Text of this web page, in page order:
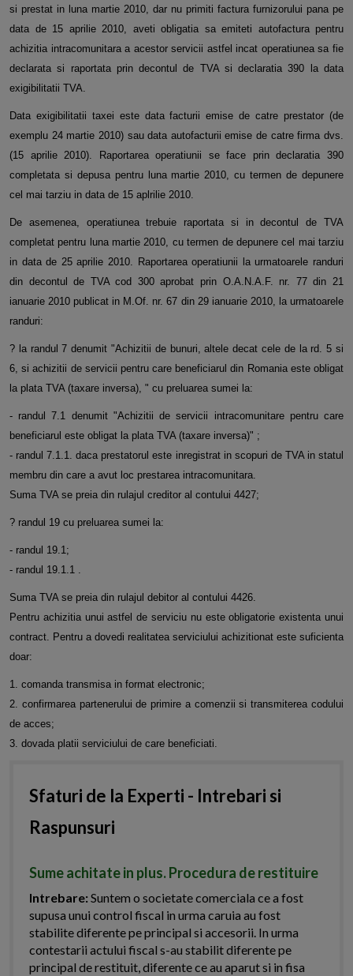
si prestat in luna martie 2010, dar nu primiti factura furnizorului pana pe
data de 15 aprilie 2010, aveti obligatia sa emiteti autofactura pentru
achizitia intracomunitara a acestor servicii astfel incat operatiunea sa fie
declarata si raportata prin decontul de TVA si declaratia 390 la data
exigibilitatii TVA.
Data exigibilitatii taxei este data facturii emise de catre prestator (de
exemplu 24 martie 2010) sau data autofacturii emise de catre firma dvs.
(15 aprilie 2010). Raportarea operatiunii se face prin declaratia 390
completata si depusa pentru luna martie 2010, cu termen de depunere
cel mai tarziu in data de 15 aplrilie 2010.
De asemenea, operatiunea trebuie raportata si in decontul de TVA
completat pentru luna martie 2010, cu termen de depunere cel mai tarziu
in data de 25 aprilie 2010. Raportarea operatiunii la urmatoarele randuri
din decontul de TVA cod 300 aprobat prin O.A.N.A.F. nr. 77 din 21
ianuarie 2010 publicat in M.Of. nr. 67 din 29 ianuarie 2010, la urmatoarele
randuri:
? la randul 7 denumit "Achizitii de bunuri, altele decat cele de la rd. 5 si
6, si achizitii de servicii pentru care beneficiarul din Romania este obligat
la plata TVA (taxare inversa), " cu preluarea sumei la:
- randul 7.1 denumit "Achizitii de servicii intracomunitare pentru care
beneficiarul este obligat la plata TVA (taxare inversa)" ;
- randul 7.1.1. daca prestatorul este inregistrat in scopuri de TVA in statul
membru din care a avut loc prestarea intracomunitara.
Suma TVA se preia din rulajul creditor al contului 4427;
? randul 19 cu preluarea sumei la:
- randul 19.1;
- randul 19.1.1 .
Suma TVA se preia din rulajul debitor al contului 4426.
Pentru achizitia unui astfel de serviciu nu este obligatorie existenta unui
contract. Pentru a dovedi realitatea serviciului achizitionat este suficienta
doar:
1. comanda transmisa in format electronic;
2. confirmarea partenerului de primire a comenzii si transmiterea codului
de acces;
3. dovada platii serviciului de care beneficiati.
Sfaturi de la Experti - Intrebari si
Raspunsuri
Sume achitate in plus. Procedura de restituire
Intrebare:Suntem o societate comerciala ce a fost
supusa unui control fiscal in urma caruia au fost
stabilite diferente pe principal si accesorii. In urma
contestarii actului fiscal s-au stabilit diferente pe
principal de restituit, diferente ce au aparut si in fisa